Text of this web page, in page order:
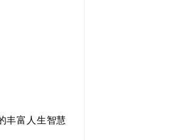
丰富人生智慧